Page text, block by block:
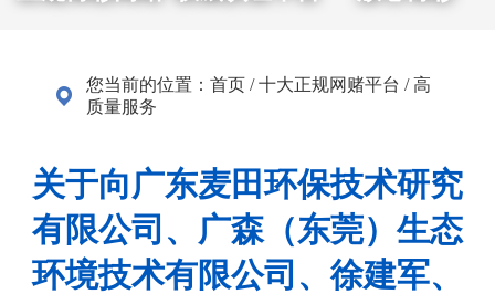
您当前的位置：首页 /十大正规网赌平台 /高
质量服务
关于向广东麦田环保技术研究
有限公司、广森（东莞）生态
环境技术有限公司、徐建军、